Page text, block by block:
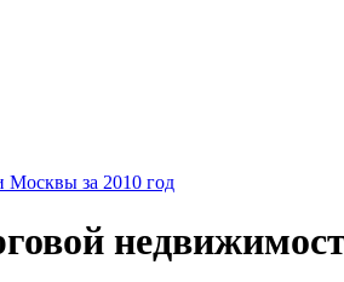
Москвы за 2010 год